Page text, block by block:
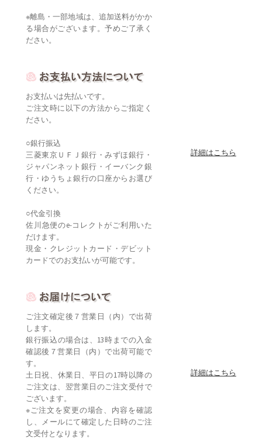
※離島・一部地域は、追加送料がかか
る場合がございます。予めご了承く
ださい。
お支払いは先払いです。
ご注文時に以下の方法からご指定く
ださい。
○銀行振込
三菱東京ＵＦＪ銀行・みずほ銀行・
ジャパンネット銀行・イーバンク銀
行・ゆうちょ銀行の口座からお選び
ください。
○代金引換
佐川急便のe-コレクトがご利用いた
だけます。
現金・クレジットカード・デビット
カードでのお支払いが可能です。
詳細はこちら
ご注文確定後７営業日（内）で出荷
します。
銀行振込の場合は、13時までの入金
確認後７営業日（内）で出荷可能で
す。
土日祝、休業日、平日の17時以降の
ご注文は、翌営業日のご注文受付で
ございます。
※ご注文を変更の場合、内容を確認
し、メールにて確定した日時のご注
文受付となります。
詳細はこちら